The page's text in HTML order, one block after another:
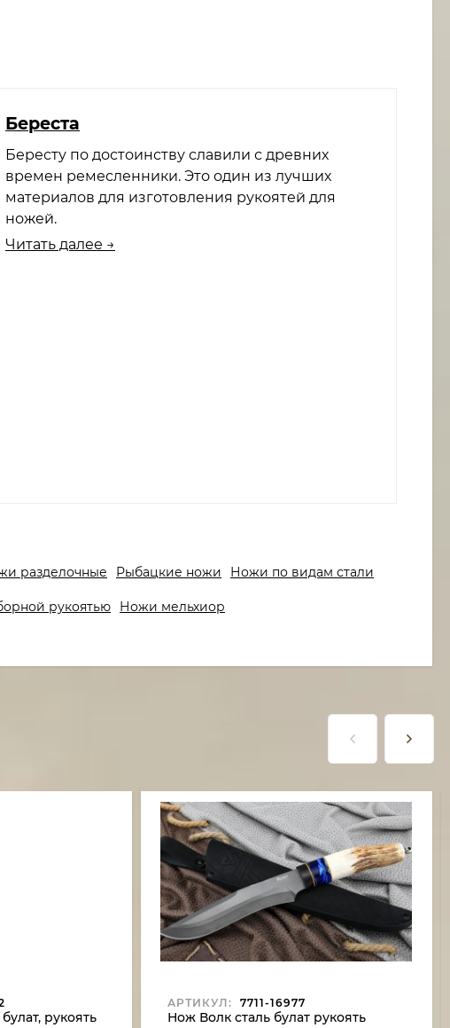
Береста
Бересту по достоинству славили с древних
времен ремесленники. Это один из лучших
материалов для изготовления рукоятей для
ножей.
Читать далее →
разделочные Рыбацкие ножи Ножи по видам стали
рукоятью Ножи мельхиор
рукоять
АРТИКУЛ: 7711-16977
Нож Волк сталь булат рукоять